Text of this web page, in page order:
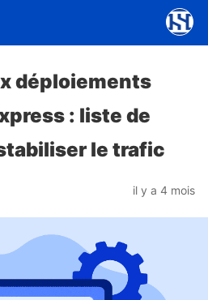
déploiements
: liste de
le trafic
il y a 4 mois